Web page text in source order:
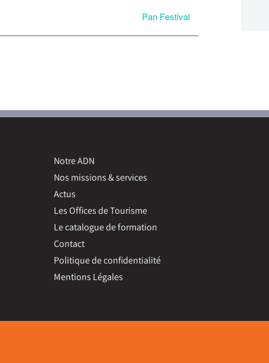
Pan Festival
Notre ADN
Nos missions & services
Actus
Les Offices de Tourisme
Le catalogue de formation
Contact
Politique de confidentialité
Mentions Légales